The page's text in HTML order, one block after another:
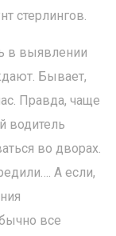
стерлингов.
в выявлении
Бывает,
Правда, чаще
водитель
во дворах.
А если,
все